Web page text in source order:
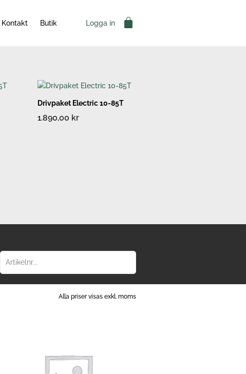
Kontakt Butik Logga in Varukorg
Drivpaket Electric 10-85T
1.890,00 kr
Alla priser visas exkl. moms